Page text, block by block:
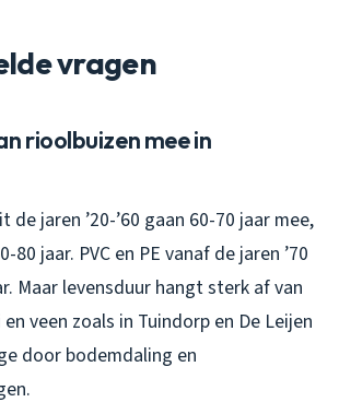
vragen
rioolbuizen mee in
de jaren ’20-’60 gaan 60-70 jaar mee,
80 jaar. PVC en PE vanaf de jaren ’70
Maar levensduur hangt sterk af van
veen zoals in Tuindorp en De Leijen
door bodemdaling en